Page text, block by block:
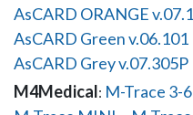
AsCARD ORANGE
AsCARD Green v.06.101
AsCARD Grey v.07.305P
M4Medical: M-Trace 3-